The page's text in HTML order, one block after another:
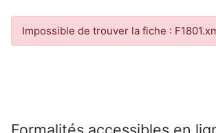
Impossible de trouver la fiche :